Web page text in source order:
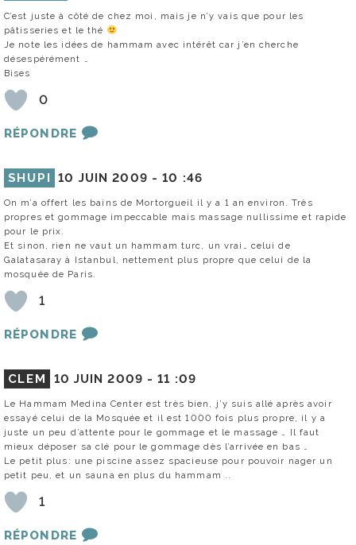
C’est juste à côté de chez moi, mais je n’y vais que pour les
pâtisseries et le thé
Je note les idées de hammam avec intérêt car j’en cherche
désespérément …
Bises
0
RÉPONDRE
SHUPI 10 JUIN 2009 -10 :46
On m’a offert les bains de Mortorgueil il y a 1 an environ. Très
propres et gommage impeccable mais massage nullissime et rapide
pour le prix.
Et sinon, rien ne vaut un hammam turc, un vrai… celui de
Galatasaray à Istanbul, nettement plus propre que celui de la
mosquée de Paris.
1
RÉPONDRE
CLEM 10 JUIN 2009 -11 :09
Le Hammam Medina Center est très bien, j’y suis allé après avoir
essayé celui de la Mosquée et il est 1000 fois plus propre, il y a
juste un peu d’attente pour le gommage et le massage … Il faut
mieux déposer sa clé pour le gommage dès l’arrivée en bas …
Le petit plus: une piscine assez spacieuse pour pouvoir nager un
petit peu, et un sauna en plus du hammam ..
1
RÉPONDRE